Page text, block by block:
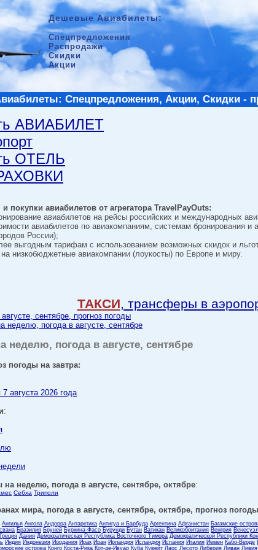
Дешевые Авиабилеты:
Спецпредложения
Распродажи
Скидки
Акции
Спецпредложения, Акции, Скидки -
АВИАБИЛЕТ
ОТЕЛЬ
покупки авиабилетов от агрегатора TravelPayOuts:
авиабилетов на рейсы российских и международных
авиабилетов по авиакомпаниям, системам бронирования
России);
выгодным тарифам с использованием возможных скидок и
низкобюджетные авиакомпании (лоукосты) по Европе и миру.
ТАКСИ, трансферы в
сентябре, прогноз погоды
неделю, погода в августе, сентябре
неделю, погода в августе, сентябре
погоды на завтра:
августа 2026 года
:
неделю, погода в августе, сентябре, октябре:
Себха Триполи
мира, погода в августе, сентябре, октябре, прогноз погоды
Ангилья Ангола Андорра Антарктика Антигуа и Барбуда Аргентина Афганистан Багамские
Бразилия Бруней Буркина-Фасо Бурунди Бутан Ватикан Великобритания Венгрия
Греция Дания Демократическая Республика Восточного Тимора Демократической Республики
Индия Индонезия Иордания Ирак Иран Ирландия Исландия Испания Италия Йемен Кабо-Верде
острова Конго Коста-Рика Кот-де-Ивуар Куба Кувейт Лаос Лесото Либерия Ливан Ливия